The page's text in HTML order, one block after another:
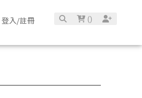
登入/註冊 ()